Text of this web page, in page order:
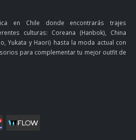
en Chile donde encontrarás trajes
culturas: Coreana (Hanbok), China
Yukata y Haori) hasta la moda actual con
para complementar tu mejor outfit de